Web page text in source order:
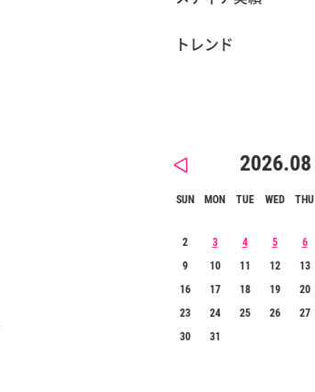
トレンド
2026.08
SUN MON TUE WED THU
2
3 4 5 6
9
10 11 12 13
16
17 18 19 20
23
24 25 26 27
30
31